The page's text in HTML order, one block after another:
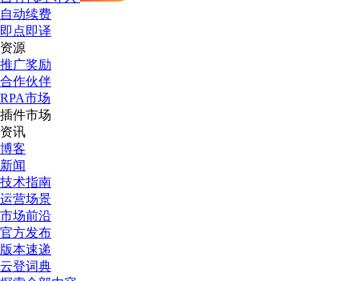
自动续费
即点即译
资源
推广奖励
合作伙伴
RPA市场
插件市场
资讯
博客
新闻
技术指南
运营场景
市场前沿
官方发布
版本速递
云登词典